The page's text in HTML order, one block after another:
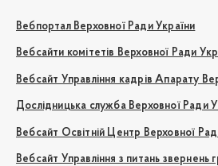
Вебпортал Верховної Ради України
Вебсайти комітетів Верховної Ради
Вебсайт Управління кадрів Апарату
Дослідницька служба Верховної Ради
Вебсайт Освітній Центр Верховної
Вебсайт Управління з питань